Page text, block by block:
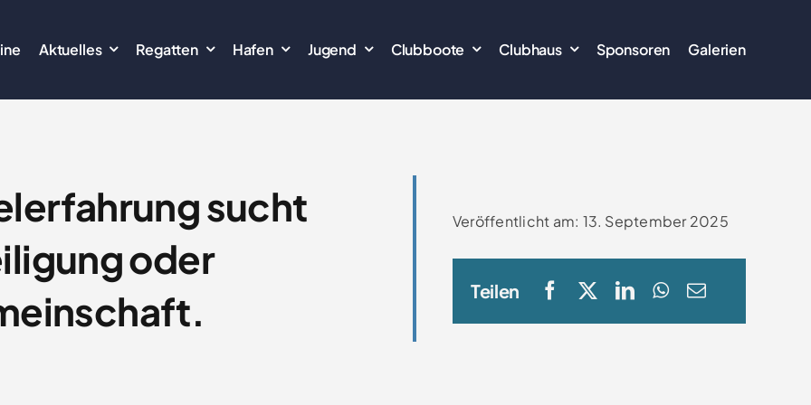
Aktuelles Regatten Hafen Jugend Clubboote Clubhaus Sponsoren Galerien
sucht
oder
Veröffentlicht am: 13. September 2025
Teilen